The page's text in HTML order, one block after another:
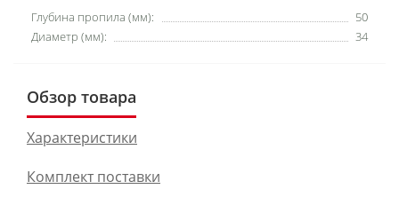
Глубина пропила (мм):
50
Диаметр (мм):
34
Обзор товара
Характеристики
Комплект поставки